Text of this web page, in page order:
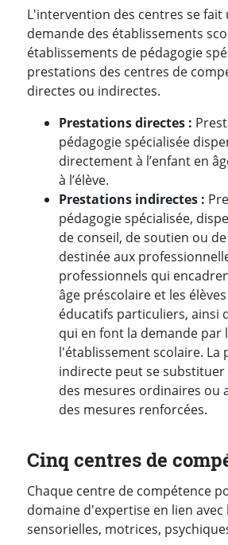
L'intervention des centres se fait
demande des établissements
établissements de pédagogie
prestations des centres de
directes ou indirectes.
Prestations directes :
pédagogie spécialisée
directement à l’enfant en
à l’élève.
Prestations indirectes :
pédagogie spécialisée,
de conseil, de soutien ou
destinée aux
professionnels qui
âge préscolaire et les
éducatifs particuliers, ainsi
qui en font la demande par
l'établissement scolaire. La
indirecte peut se
des mesures ordinaires ou
des mesures renforcées.
Cinq centres de
Chaque centre de compétence
domaine d'expertise en lien avec
sensorielles, motrices,